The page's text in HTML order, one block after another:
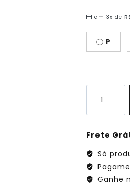
em 3x de
P
Frete
Só
Ganhe